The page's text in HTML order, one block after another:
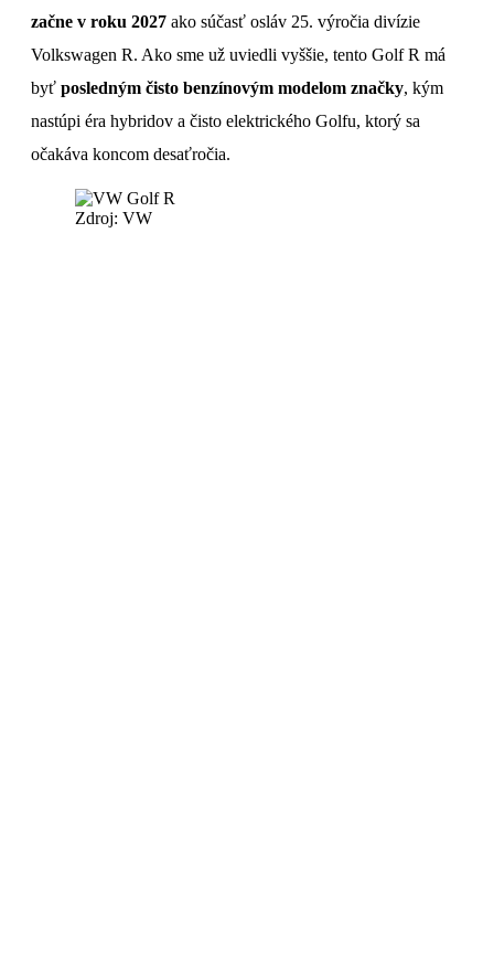
začne v roku 2027 ako súčasť osláv 25. výročia divízie
Volkswagen R. Ako sme už uviedli vyššie, tento Golf R má
byť posledným čisto benzínovým modelom značky, kým
nastúpi éra hybridov a čisto elektrického Golfu, ktorý sa
očakáva koncom desaťročia.
Zdroj: VW